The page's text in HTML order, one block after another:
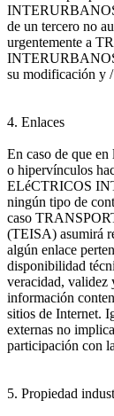
de un tercero no
urgentemente a
su modificación y
4. Enlaces
En caso de que en
o hipervínculos
ELéCTRICOS
ningún tipo de
caso
(TEISA) asumirá
algún enlace
disponibilidad
veracidad, validez
información
sitios de Internet.
externas no
participación con
5. Propiedad